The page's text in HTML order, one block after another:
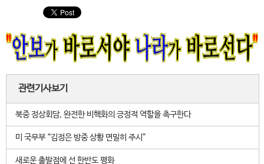
관련기사보기
북중 정상회담, 완전한 비핵화의 긍정적 역할을 촉구한다
미 국무부 “김정은 방중 상황 면밀히 주시”
새로운 출발점에 선 한반도 평화